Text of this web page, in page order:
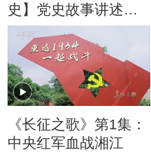
史】党史故事讲述：
中央红军如何在大渡
河绝处逢生？
《长征之歌》第1集：
中央红军血战湘江